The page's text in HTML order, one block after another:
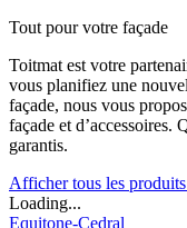
Tout pour votre façade
Toitmat est votre
vous planifiez une
façade, nous vous
façade et d’accessoires.
garantis.
Afficher tous les
Loading...
Equitone-Cedral